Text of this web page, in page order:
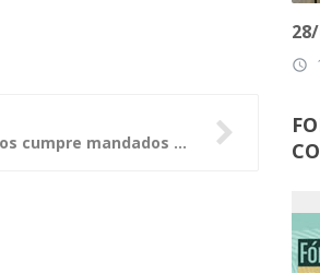
Operação Anteros cumpre mandados expedidos pelo STJ
access_time